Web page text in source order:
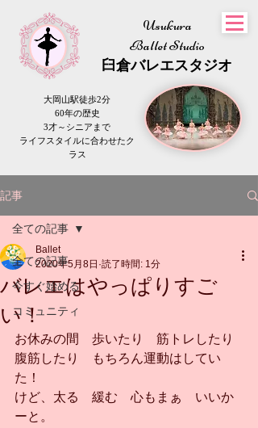
Usukura
Ballet Studio
​臼倉バレエスタジオ
大岡山駅徒歩2分
60年の歴史
3才～シニアまで
​ライフスタイルに合わせたク
ラス
記事
全ての記事
今すぐ始める
コミュニティ
全ての記事
バレエはやっぱりすご
い！
Ballet
2020年5月8日 読了時間: 1分
お休みの間　歩いたり　筋トレしたり
腹筋したり　もちろん運動はしてい
た！
けど、太る　緩む　心もまぁ　いいか
ーと。